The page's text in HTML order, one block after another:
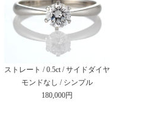
ストレート / 0.5ct / サイドダイヤ
モンドなし / シンプル
180,000円